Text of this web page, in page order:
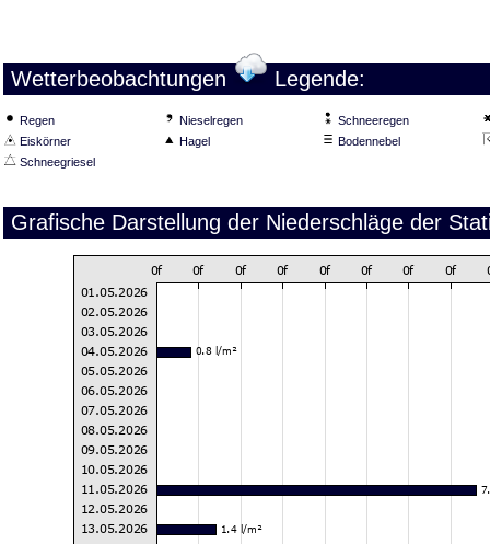
Wetterbeobachtungen Legende:
Regen Nieselregen
Schneeregen
Eiskörner
Hagel
Bodennebel
Schneegriesel
Grafische Darstellung der Niederschläge der